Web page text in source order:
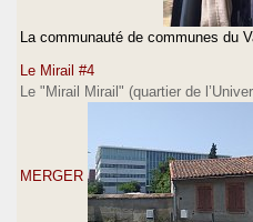
La communauté de communes du
Le Mirail #4
Le "Mirail Mirail" (quartier de
MERGER